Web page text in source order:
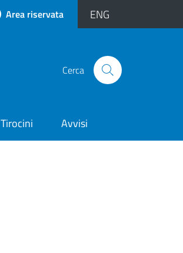
Area riservata ENG
Cerca
Tirocini Avvisi